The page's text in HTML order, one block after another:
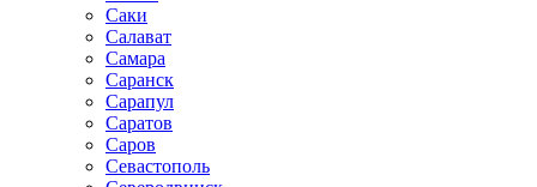
Саки
Салават
Самара
Саранск
Сарапул
Саратов
Саров
Севастополь